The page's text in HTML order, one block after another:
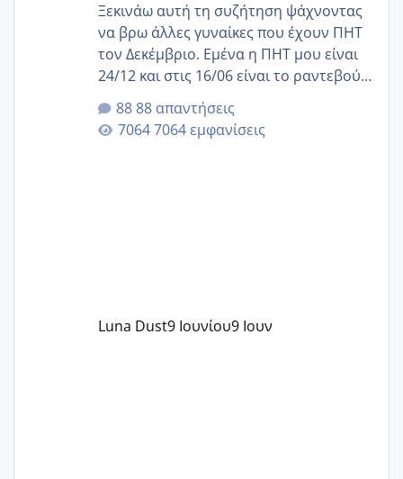
Ξεκινάω αυτή τη συζήτηση ψάχνοντας
να βρω άλλες γυναίκες που έχουν ΠΗΤ
τον Δεκέμβριο. Εμένα η ΠΗΤ μου είναι
24/12 και στις 16/06 είναι το ραντεβού
της αυχενικής διαφάνειας. Έχω αρκετό
άγχος και οι μέρες δεν φαίνεται να
περνάνε με τίποτα.
88 απαντήσεις
7064 εμφανίσεις
Luna Dust9 Ιουνίου9 Ιουν